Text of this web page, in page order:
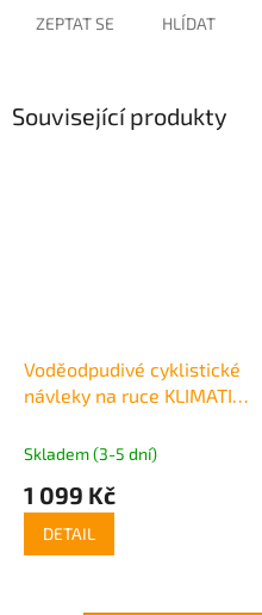
ZEPTAT SE HLÍDAT
Související produkty
Voděodpudivé cyklistické
návleky na ruce KLIMATIK
Skladem (3-5 dní)
1 099 Kč
DETAIL